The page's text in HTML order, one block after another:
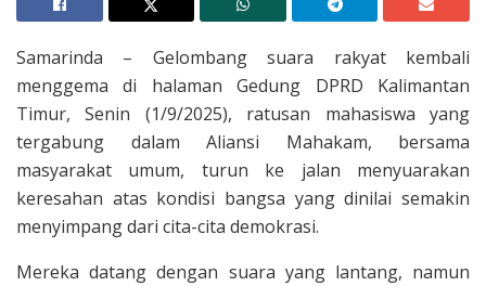
Samarinda – Gelombang suara rakyat kembali
menggema di halaman Gedung DPRD Kalimantan
Timur, Senin (1/9/2025), ratusan mahasiswa yang
tergabung dalam Aliansi Mahakam, bersama
masyarakat umum, turun ke jalan menyuarakan
keresahan atas kondisi bangsa yang dinilai semakin
menyimpang dari cita-cita demokrasi.
Mereka datang dengan suara yang lantang, namun